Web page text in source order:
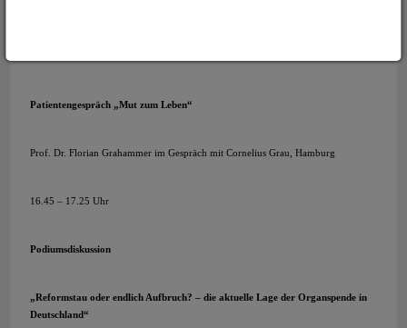
Patientengespräch „Mut zum Leben“
Prof. Dr. Florian Grahammer im Gespräch mit Cornelius Grau, Hamburg
16.45 – 17.25 Uhr
Podiumsdiskussion
„Reformstau oder endlich Aufbruch? – die aktuelle Lage der Organspende in
Deutschland“